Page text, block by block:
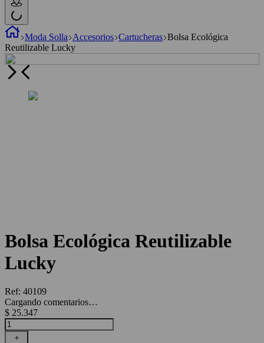
Moda Solla Accesorios Cartucheras Bolsa Ecológica
Reutilizable Lucky
Bolsa Ecológica Reutilizable
Lucky
Ref: 40109
Cargando comentarios…
$ 25.347
＋